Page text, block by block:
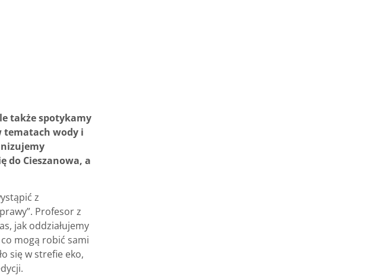
także spotykamy
tematach wody i
do Cieszanowa, a
z
Profesor z
jak oddziałujemy
mogą robić sami
się w strefie eko,